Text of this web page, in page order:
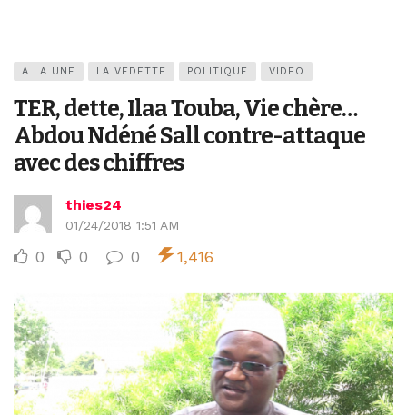
A LA UNE LA VEDETTE POLITIQUE VIDEO
TER, dette, Ilaa Touba, Vie chère…
Abdou Ndéné Sall contre-attaque
avec des chiffres
thies24
01/24/2018 1:51 AM
0 0 0 1,416